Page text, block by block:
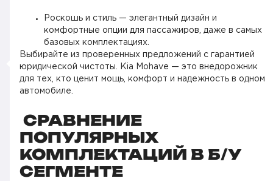
Роскошь и стиль — элегантный дизайн и
комфортные опции для пассажиров, даже в самых
базовых комплектациях.
Выбирайте из проверенных предложений с гарантией
юридической чистоты. Kia Mohave — это внедорожник
для тех, кто ценит мощь, комфорт и надежность в одном
автомобиле.
СРАВНЕНИЕ
ПОПУЛЯРНЫХ
КОМПЛЕКТАЦИЙ В Б/У
СЕГМЕНТЕ